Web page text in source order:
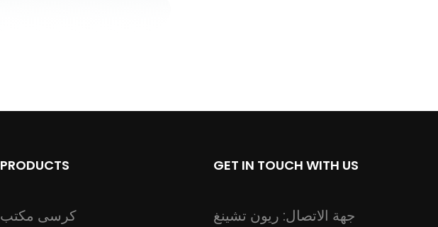
PRODUCTS
كرسى مكتب
GET IN TOUCH WITH US
جهة الاتصال: ريون تشينغ